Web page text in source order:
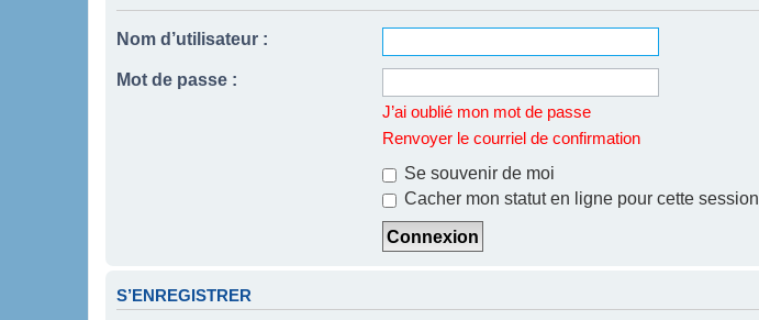
Nom d’utilisateur :
Mot de passe :
J’ai oublié mon mot de passe
Renvoyer le courriel de confirmation
Se souvenir de moi
Cacher mon statut en ligne pour cette session
S’ENREGISTRER